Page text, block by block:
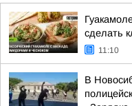
сделать
11:10
В